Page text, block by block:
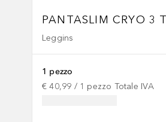
PANTASLIM CRYO 3
Leggins
1 pezzo
€ 40,99 / 1 pezzo Totale IVA